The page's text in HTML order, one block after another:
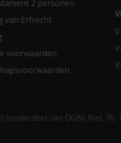
2 personen
van Erfrecht
voorwaarden
van DGN) Nes 76,